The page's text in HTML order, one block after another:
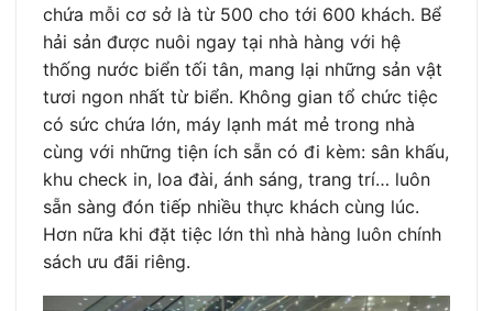
chứa mỗi cơ sở là từ 500 cho tới 600 khách. Bể
hải sản được nuôi ngay tại nhà hàng với hệ
thống nước biển tối tân, mang lại những sản vật
tươi ngon nhất từ biển. Không gian tổ chức tiệc
có sức chứa lớn, máy lạnh mát mẻ trong nhà
cùng với những tiện ích sẵn có đi kèm: sân khấu,
khu check in, loa đài, ánh sáng, trang trí… luôn
sẵn sàng đón tiếp nhiều thực khách cùng lúc.
Hơn nữa khi đặt tiệc lớn thì nhà hàng luôn chính
sách ưu đãi riêng.